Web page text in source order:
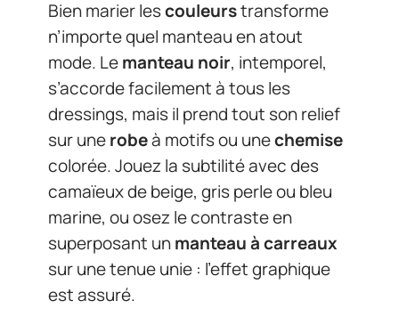
Bien marier lescouleurstransforme
n’importe quel manteau en atout
mode. Lemanteau noir, intemporel,
s’accorde facilement à tous les
dressings, mais il prend tout son relief
sur unerobeà motifs ou unechemise
colorée. Jouez la subtilité avec des
camaïeux de beige, gris perle ou bleu
marine, ou osez le contraste en
superposant unmanteau à carreaux
sur une tenue unie : l’effet graphique
est assuré.